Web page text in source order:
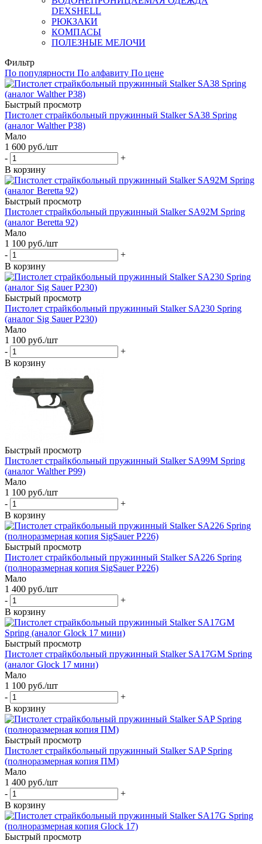
DEXSHELL
РЮКЗАКИ
КОМПАСЫ
ПОЛЕЗНЫЕ МЕЛОЧИ
Фильтр
По популярности По алфавиту По цене
Быстрый просмотр
Пистолет страйкбольный пружинный Stalker SA38 Spring
(аналог Walther P38)
Мало
1 600 руб./шт
-
+
В корзину
Быстрый просмотр
Пистолет страйкбольный пружинный Stalker SA92M Spring
(аналог Beretta 92)
Мало
1 100 руб./шт
-
+
В корзину
Быстрый просмотр
Пистолет страйкбольный пружинный Stalker SA230 Spring
(аналог Sig Sauer P230)
Мало
1 100 руб./шт
-
+
В корзину
Быстрый просмотр
Пистолет страйкбольный пружинный Stalker SA99M Spring
(аналог Walther P99)
Мало
1 100 руб./шт
-
+
В корзину
Быстрый просмотр
Пистолет страйкбольный пружинный Stalker SA226 Spring
(полноразмерная копия SigSauer P226)
Мало
1 400 руб./шт
-
+
В корзину
Быстрый просмотр
Пистолет страйкбольный пружинный Stalker SA17GM Spring
(аналог Glock 17 мини)
Мало
1 100 руб./шт
-
+
В корзину
Быстрый просмотр
Пистолет страйкбольный пружинный Stalker SAP Spring
(полноразмерная копия ПМ)
Мало
1 400 руб./шт
-
+
В корзину
Быстрый просмотр